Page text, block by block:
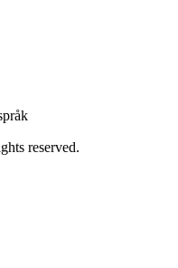
reserved.